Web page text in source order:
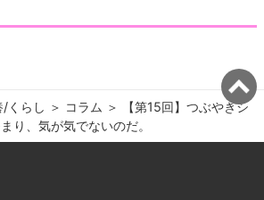
/くらし ＞ コラム ＞
【第15回】つぶやきシ
り、気が気でないのだ。